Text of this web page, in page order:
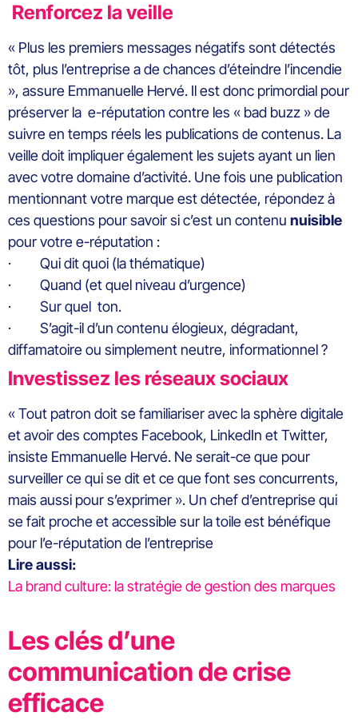
Renforcez la veille
« Plus les premiers messages négatifs sont détectés
tôt, plus l’entreprise a de chances d’éteindre l’incendie
», assure Emmanuelle Hervé. Il est donc primordial pour
préserver la e-réputation contre les « bad buzz » de
suivre en temps réels les publications de contenus. La
veille doit impliquer également les sujets ayant un lien
avec votre domaine d’activité. Une fois une publication
mentionnant votre marque est détectée, répondez à
ces questions pour savoir si c’est un contenu nuisible
pour votre e-réputation :
· Qui dit quoi (la thématique)
· Quand (et quel niveau d’urgence)
· Sur quel ton.
· S’agit-il d’un contenu élogieux, dégradant,
diffamatoire ou simplement neutre, informationnel ?
Investissez les réseaux sociaux
« Tout patron doit se familiariser avec la sphère digitale
et avoir des comptes Facebook, LinkedIn et Twitter,
insiste Emmanuelle Hervé. Ne serait-ce que pour
surveiller ce qui se dit et ce que font ses concurrents,
mais aussi pour s’exprimer ». Un chef d’entreprise qui
se fait proche et accessible sur la toile est bénéfique
pour l’e-réputation de l’entreprise
Lire aussi:
La brand culture: la stratégie de gestion des marques
Les clés d’une
communication de crise
efficace